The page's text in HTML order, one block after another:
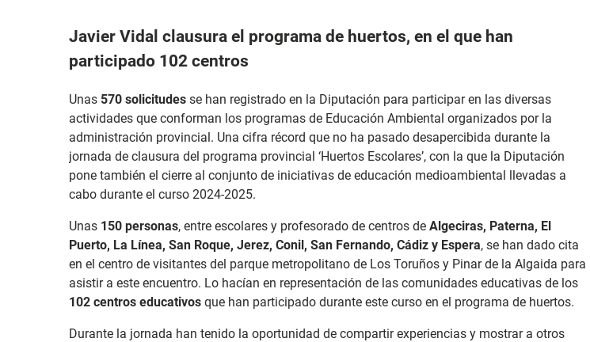
Javier Vidal clausura el programa de huertos, en el que han
participado 102 centros
Unas 570 solicitudes se han registrado en la Diputación para participar en las diversas
actividades que conforman los programas de Educación Ambiental organizados por la
administración provincial. Una cifra récord que no ha pasado desapercibida durante la
jornada de clausura del programa provincial ‘Huertos Escolares’, con la que la Diputación
pone también el cierre al conjunto de iniciativas de educación medioambiental llevadas a
cabo durante el curso 2024-2025.
Unas 150 personas, entre escolares y profesorado de centros de Algeciras, Paterna, El
Puerto, La Línea, San Roque, Jerez, Conil, San Fernando, Cádiz y Espera, se han dado cita
en el centro de visitantes del parque metropolitano de Los Toruños y Pinar de la Algaida para
asistir a este encuentro. Lo hacían en representación de las comunidades educativas de los
102 centros educativos que han participado durante este curso en el programa de huertos.
Durante la jornada han tenido la oportunidad de compartir experiencias y mostrar a otros